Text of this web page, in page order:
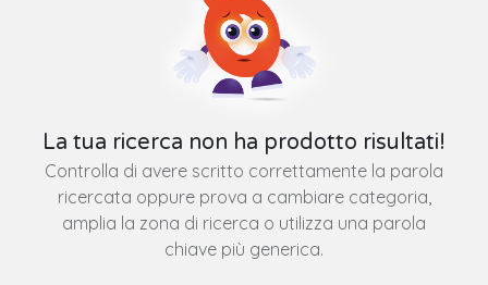
La tua ricerca non ha prodotto risultati!
Controlla di avere scritto correttamente la parola
ricercata oppure prova a cambiare categoria,
amplia la zona di ricerca o utilizza una parola
chiave più generica.